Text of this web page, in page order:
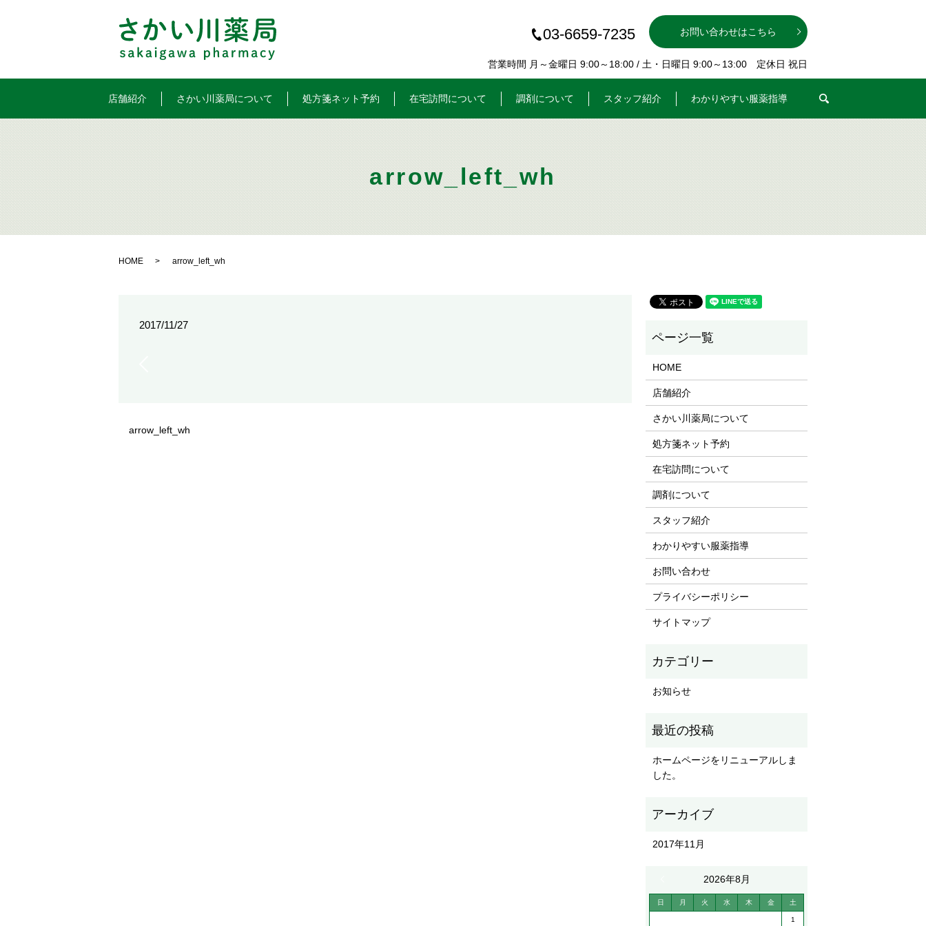
03-6659-7235 お問い合わせはこちら
営業時間 月～金曜日 9:00～18:00 / 土・日曜日 9:00～13:00 定休日 祝日
店舗紹介 さかい川薬局について 処方箋ネット予約 在宅訪問について 調剤について スタッフ紹介 わかりやすい服薬指導
arrow_left_wh
HOME arrow_left_wh
2017/11/27
arrow_left_wh
HOME
店舗紹介
さかい川薬局について
処方箋ネット予約
在宅訪問について
調剤について
スタッフ紹介
わかりやすい服薬指導
お問い合わせ
プライバシーポリシー
サイトマップ
お知らせ
ホームページをリニューアルしま
した。
2017年11月
2026年8月
日 月 火 水 木 金 土
1